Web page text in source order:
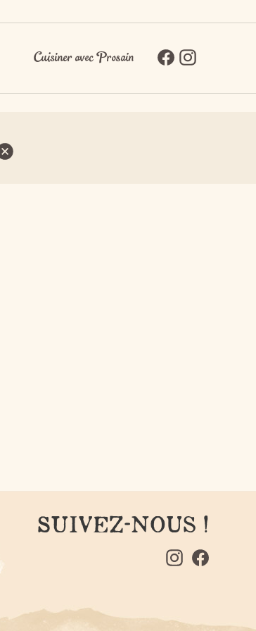
Cuisiner avec Prosain
SUIVEZ-NOUS !